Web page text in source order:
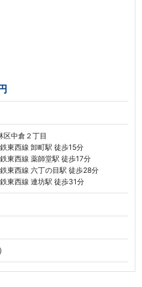
区中倉２丁目
東西線 卸町駅 徒歩15分
東西線 薬師堂駅 徒歩17分
東西線 六丁の目駅 徒歩28分
東西線 連坊駅 徒歩31分